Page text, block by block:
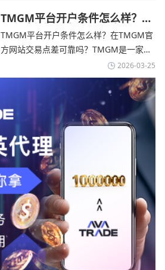
标准的MT4、MT5，以及自研的
AvaTradeGO和AvaOptions。通过
avatrade爱华官网交易资讯了解，据伊朗
TMGM平台开户条件怎么样？美
伊和谈传闻引发油价暴跌-
TMGM官网
TMGM平台开户条件怎么样？在TMGM官
方网站交易点差可靠吗？‌‌‌TMGM是一家交
易成本极低、产品极其丰富、ASIC监管
+千万保险加持的全球知名经纪商，特别适
合活跃交易者和股票CFD投资者。通过
TMGM官网交易资讯了解，周三亚洲交易
时段,油价暴跌逾6%,布伦特原油跌破每桶
100美元
2026-03-25